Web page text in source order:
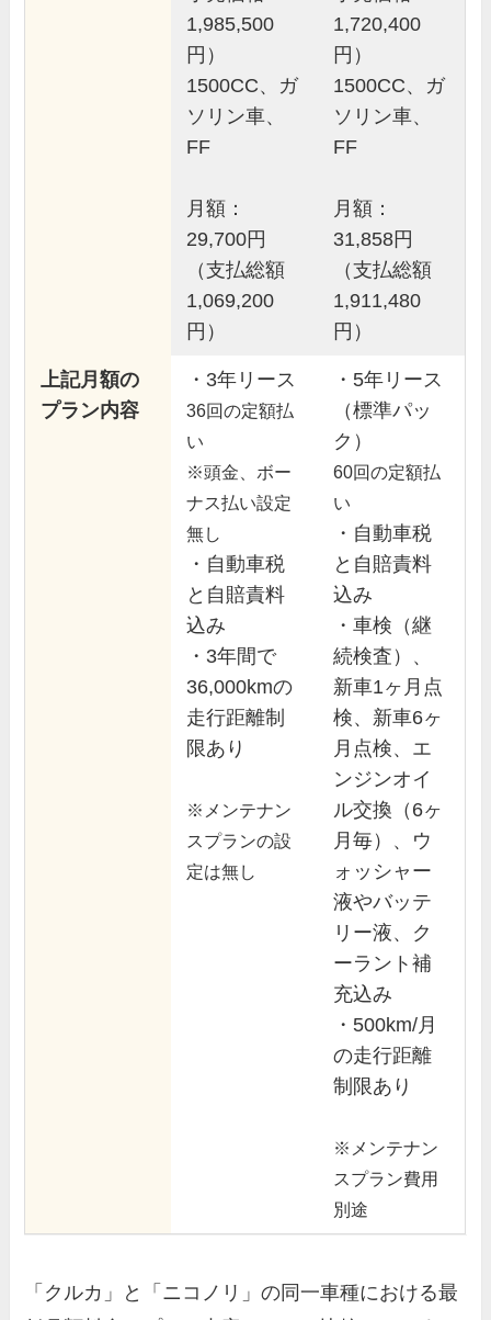
1,985,500
円）
1500CC、ガ
ソリン車、
FF
月額：
29,700円
（支払総額
1,069,200
円）
1,720,400
円）
1500CC、ガ
ソリン車、
FF
月額：
31,858円
（支払総額
1,911,480
円）
上記月額の
プラン内容
・3年リース
36回の定額払
い
※頭金、ボー
ナス払い設定
無し
・自動車税
と自賠責料
込み
・3年間で
36,000kmの
走行距離制
限あり
※メンテナン
スプランの設
定は無し
・5年リース
（標準パッ
ク）
60回の定額払
い
・自動車税
と自賠責料
込み
・車検（継
続検査）、
新車1ヶ月点
検、新車6ヶ
月点検、エ
ンジンオイ
ル交換（6ヶ
月毎）、ウ
ォッシャー
液やバッテ
リー液、ク
ーラント補
充込み
・500km/月
の走行距離
制限あり
※メンテナン
スプラン費用
別途
「クルカ」と「ニコノリ」の同一車種における最